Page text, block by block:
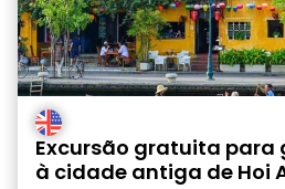
Excursão gratuita para
à cidade antiga de Hoi